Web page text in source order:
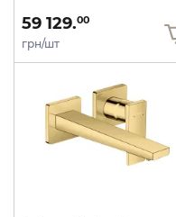
59 129.00
грн/шт